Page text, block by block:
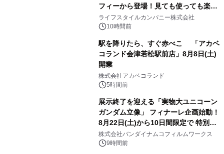
フィーから登場！見ても使っても楽し
い、ポップでキュートなコレクショ
ン。
ライフスタイルカンパニー株式会社
10時間前
駅を降りたら、すぐ赤べこ 「アカベ
コランド会津若松駅前店」8月8日(土)
開業
株式会社アカベコランド
5時間前
展示終了を迎える「実物大ユニコーン
ガンダム立像」 フィナーレ企画始動！
8月22日(土)から10日間限定で 特別映
像『UNICORN GUNDAM Statue ―
BEYOND POSSIBILITY ―』を上映！
株式会社バンダイナムコフィルムワークス
9時間前